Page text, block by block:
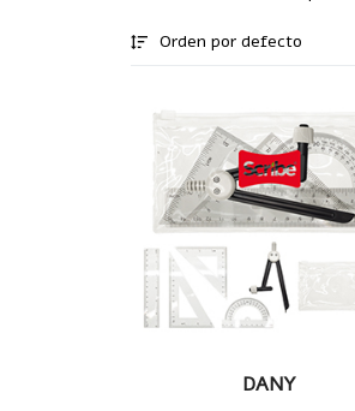
Orden por defecto
LEER MÁS
DANY